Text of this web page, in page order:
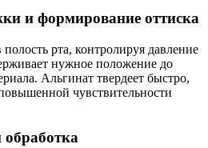
и формирование оттиска
рта, контролируя давление
нужное положение до
Альгинат твердеет быстро,
чувствительности